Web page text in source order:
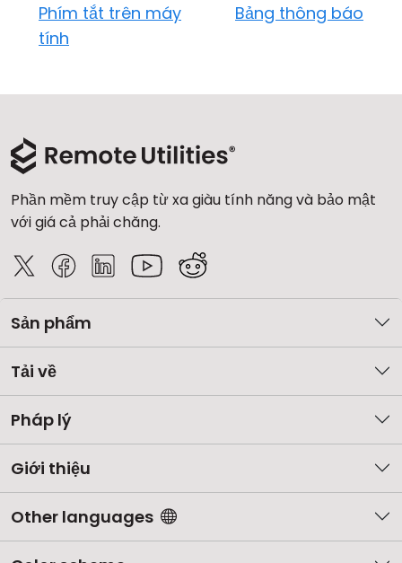
Phím tắt trên máy
tính
Bảng thông báo
Phần mềm truy cập từ xa giàu tính năng và bảo mật
với giá cả phải chăng.
Sản phẩm
Tải về
Pháp lý
Giới thiệu
Other languages